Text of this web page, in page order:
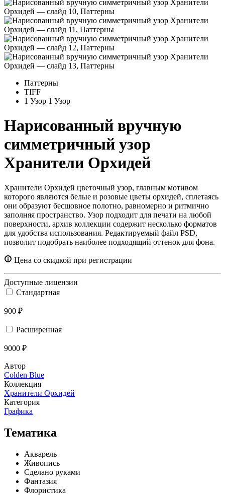
Паттерны
TIFF
1 Узор 1 Узор
Нарисованный вручную
симметричный узор
Хранители Орхидей
Хранители Орхидей цветочный узор, главным мотивом
которого являются белые и розовые цветы орхидей, сплетаясь
они образуют бесшовное полотно, равномерно и ритмично
заполняя пространство. Узор подходит для печати на любой
поверхности, архив коллекции содержит несколько форматов
для удобства использования. Редактируемый файл PSD,
позволит подобрать наиболее подходящий оттенок для фона.
Цена со скидкой при регистрации
Доступные лицензии
Стандартная
900 ₽
Расширенная
9000 ₽
Автор
Colden Blue
Коллекция
Хранители Орхидей
Категория
Графика
Тематика
Акварель
Живопись
Сделано руками
Фантазия
Флористика